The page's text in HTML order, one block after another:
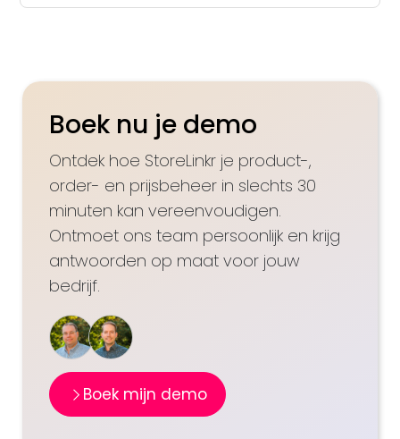
Boek nu je demo
Ontdek hoe StoreLinkr je product-,
order- en prijsbeheer in slechts 30
minuten kan vereenvoudigen.
Ontmoet ons team persoonlijk en krijg
antwoorden op maat voor jouw
bedrijf.
Boek mijn demo